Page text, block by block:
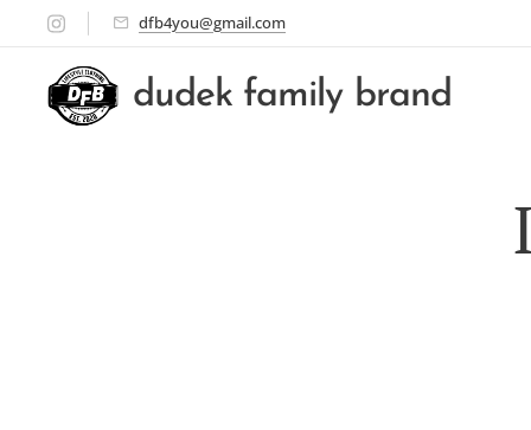
dfb4you@gmail.com
dudek family brand